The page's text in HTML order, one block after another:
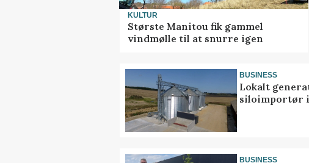
KULTUR
Største Manitou fik gammel
vindmølle til at snurre igen
BUSINESS
Lokalt
siloimportør
BUSINESS